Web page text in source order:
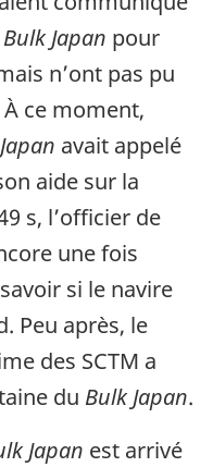
Bulk Japan pour
n’ont pas pu
ce moment,
avait appelé
aide sur la
s, l’officier de
une fois
si le navire
Peu après, le
des SCTM a
du Bulk Japan.
Japan est arrivé